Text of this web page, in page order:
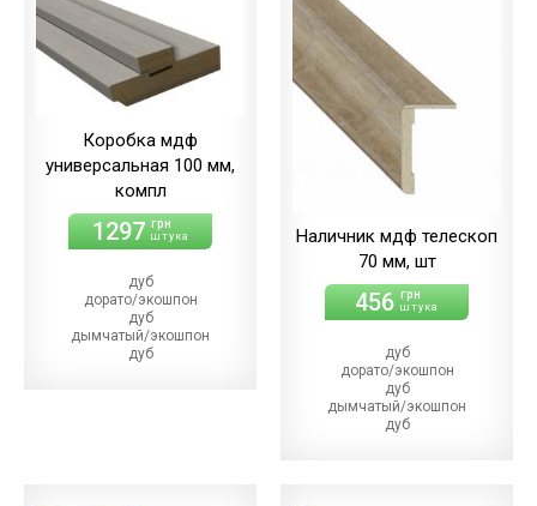
Коробка мдф
универсальная 100 мм,
компл
1297 грн
штука
дуб
дорато/экошпон
дуб
дымчатый/экошпон
дуб
Наличник мдф телескоп
70 мм, шт
456 грн
штука
дуб
дорато/экошпон
дуб
дымчатый/экошпон
дуб